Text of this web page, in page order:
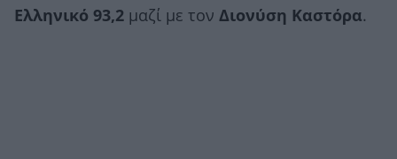
Ελληνικό 93,2 μαζί με τον Διονύση Καστόρα.